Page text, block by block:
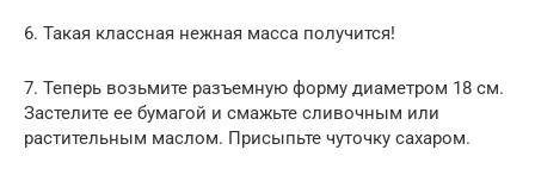
6. Такая классная нежная масса получится!
7. Теперь возьмите разъемную форму диаметром 18 см.
Застелите ее бумагой и смажьте сливочным или
растительным маслом. Присыпьте чуточку сахаром.